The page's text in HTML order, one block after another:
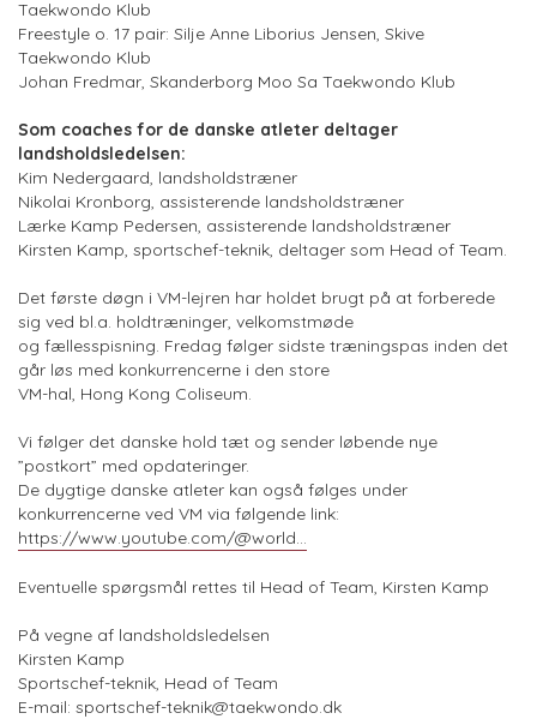
Taekwondo Klub
Freestyle o. 17 pair: Silje Anne Liborius Jensen, Skive
Taekwondo Klub
Johan Fredmar, Skanderborg Moo Sa Taekwondo Klub
Som coaches for de danske atleter deltager
landsholdsledelsen:
Kim Nedergaard, landsholdstræner
Nikolai Kronborg, assisterende landsholdstræner
Lærke Kamp Pedersen, assisterende landsholdstræner
Kirsten Kamp, sportschef-teknik, deltager som Head of Team.
Det første døgn i VM-lejren har holdet brugt på at forberede
sig ved bl.a. holdtræninger, velkomstmøde
og fællesspisning. Fredag følger sidste træningspas inden det
går løs med konkurrencerne i den store
VM-hal, Hong Kong Coliseum.
Vi følger det danske hold tæt og sender løbende nye
”postkort” med opdateringer.
De dygtige danske atleter kan også følges under
konkurrencerne ved VM via følgende link:
https://www.youtube.com/@world...
Eventuelle spørgsmål rettes til Head of Team, Kirsten Kamp
På vegne af landsholdsledelsen
Kirsten Kamp
Sportschef-teknik, Head of Team
E-mail: sportschef-teknik@taekwondo.dk